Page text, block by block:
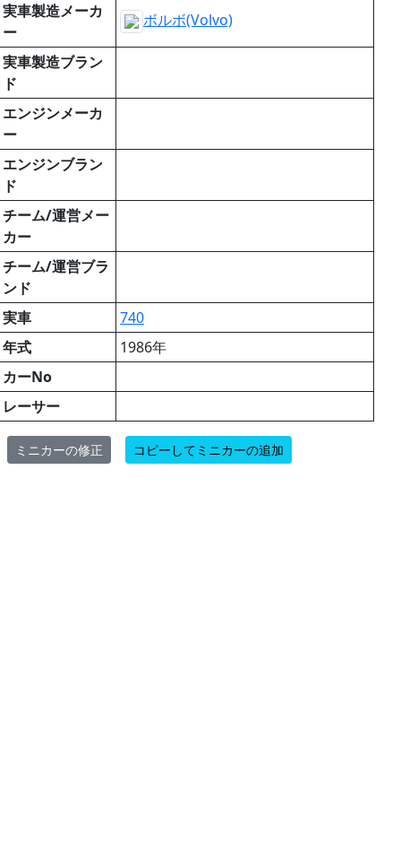
実車製造メーカ
ー
ボルボ(Volvo)
実車製造ブラン
ド
エンジンメーカ
ー
エンジンブラン
ド
チーム/運営メー
カー
チーム/運営ブラ
ンド
実車
740
年式
1986年
カーNo
レーサー
ミニカーの修正 コピーしてミニカーの追加